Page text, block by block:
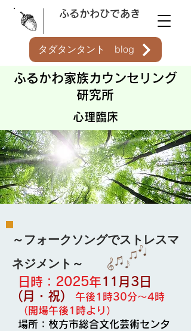
ふるかわひであき
タダタンタント blog
ふるかわ家族カウンセリング
研究所
心理臨床
～フォークソングでストレスマ
ネジメント～
日時：2025年11月3日
(月・祝)
午後1時30分～4時
（開場午後1時より）
場所：枚方市総合文化芸術センタ